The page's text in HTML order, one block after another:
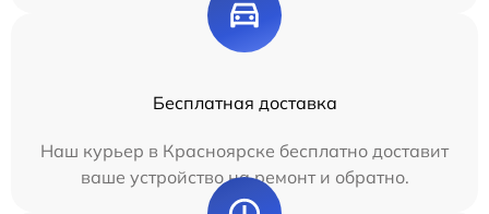
Бесплатная доставка
Наш курьер в Красноярске бесплатно доставит
ваше устройство на ремонт и обратно.